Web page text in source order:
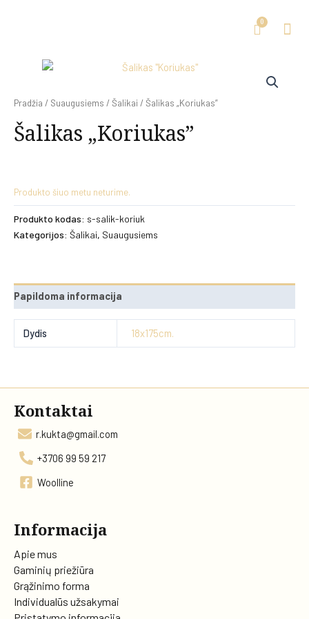
Pradžia / Suaugusiems /Šalikai / Šalikas „Koriukas”
Šalikas „Koriukas”
Produkto šiuo metu neturime.
Produkto kodas: s-salik-koriuk
Kategorijos: Šalikai, Suaugusiems
Papildoma informacija
Dydis 18x175cm.
Kontaktai
r.kukta@gmail.com
+3706 99 59 217
Woolline
Informacija
Apie mus
Gaminių priežiūra
Grąžinimo forma
Individualūs užsakymai